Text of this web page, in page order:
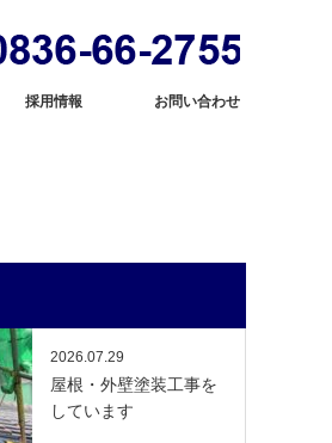
採用情報 お問い合わせ
2026.07.29
屋根・外壁塗装工事を
しています